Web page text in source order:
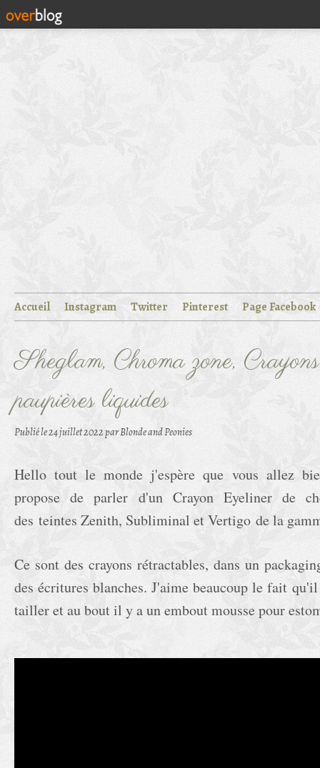
Accueil Instagram Twitter Pinterest Page Facebook
Sheglam, Chroma zone,
paupières liquides
Publié le24 juillet 2022par Blonde and Peonies
Hello tout le monde j'espère que vous allez
propose de parler d'un Crayon Eyeliner de
des teintes Zenith, Subliminal et Vertigo de la
Ce sont des crayons rétractables, dans un
des écritures blanches. J'aime beaucoup le fait
tailler et au bout il y a un embout mousse pour